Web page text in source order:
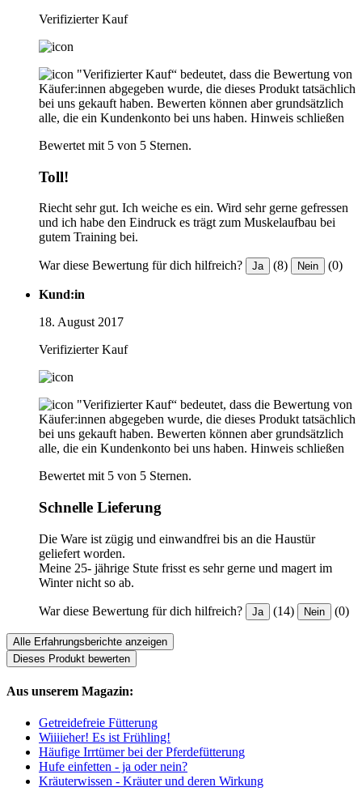
Verifizierter Kauf
"Verifizierter Kauf“ bedeutet, dass die Bewertung von
Käufer:innen abgegeben wurde, die dieses Produkt tatsächlich
bei uns gekauft haben. Bewerten können aber grundsätzlich
alle, die ein Kundenkonto bei uns haben. Hinweis schließen
Bewertet mit 5 von 5 Sternen.
Toll!
Riecht sehr gut. Ich weiche es ein. Wird sehr gerne gefressen
und ich habe den Eindruck es trägt zum Muskelaufbau bei
gutem Training bei.
War diese Bewertung für dich hilfreich? Ja (8) Nein (0)
Kund:in
18. August 2017
Verifizierter Kauf
"Verifizierter Kauf“ bedeutet, dass die Bewertung von
Käufer:innen abgegeben wurde, die dieses Produkt tatsächlich
bei uns gekauft haben. Bewerten können aber grundsätzlich
alle, die ein Kundenkonto bei uns haben. Hinweis schließen
Bewertet mit 5 von 5 Sternen.
Schnelle Lieferung
Die Ware ist zügig und einwandfrei bis an die Haustür
geliefert worden.
Meine 25- jährige Stute frisst es sehr gerne und magert im
Winter nicht so ab.
War diese Bewertung für dich hilfreich? Ja (14) Nein (0)
Alle Erfahrungsberichte anzeigen
Dieses Produkt bewerten
Aus unserem Magazin:
Getreidefreie Fütterung
Wiiiieher! Es ist Frühling!
Häufige Irrtümer bei der Pferdefütterung
Hufe einfetten - ja oder nein?
Kräuterwissen - Kräuter und deren Wirkung